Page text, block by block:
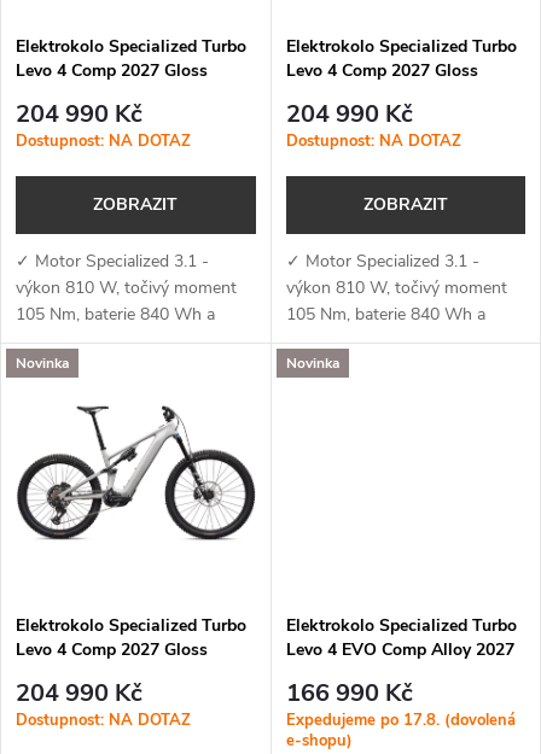
p
r
o
d
u
k
ů
s
p
r
d
u
k
t
ů
Elektrokolo Specialized Turbo
Levo 4 Comp 2027 Gloss
Metallic
204 990 Kč
Dostupnost: NA DOTAZ
ZOBRAZIT
✓ Motor Specialized 3.1 -
výkon 810 W, točivý moment
105 Nm, baterie 840 Wh a
podpora aplikace Specialized
(MicroTune, OTA aktualizace,
Elektrokolo Specialized Turbo
Levo 4 Comp 2027 Gloss
204 990 Kč
Dostupnost: NA DOTAZ
ZOBRAZIT
✓ Motor Specialized 3.1 -
výkon 810 W, točivý moment
105 Nm, baterie 840 Wh a
podpora aplikace Specialized
(MicroTune, OTA aktualizace,
Novinka
Elektrokolo Specialized Turbo
Levo 4 Comp 2027 Gloss
204 990 Kč
Dostupnost: NA DOTAZ
Novinka
Elektrokolo Specialized Turbo
Levo 4 EVO Comp Alloy 2027
Metallic Obsidian
166 990 Kč
Expedujeme po 17.8. (dovolená
e-shopu)